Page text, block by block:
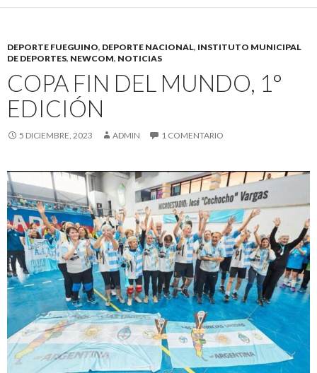
DEPORTE FUEGUINO, DEPORTE NACIONAL, INSTITUTO MUNICIPAL
DE DEPORTES, NEWCOM, NOTICIAS
COPA FIN DEL MUNDO, 1°
EDICIÓN
5 DICIEMBRE, 2023 ADMIN 1 COMENTARIO